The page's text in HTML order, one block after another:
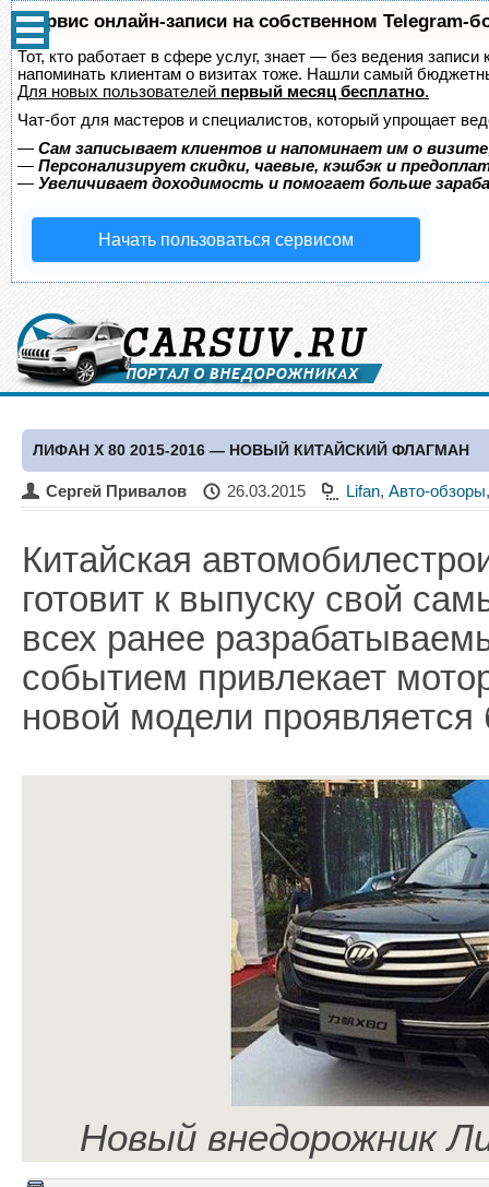
Сервис онлайн-записи на собственном Telegram-
Тот, кто работает в сфере услуг, знает — без ведения
напоминать клиентам о визитах тоже. Нашли самый
Для новых пользователей первый месяц бесплатно.
Чат-бот для мастеров и специалистов, который упрощает
— Сам записывает клиентов и напоминает им о
— Персонализирует скидки, чаевые, кэшбэк и
— Увеличивает доходимость и помогает больше
Начать пользоваться сервисом
ЛИФАН Х 80 2015-2016 — НОВЫЙ КИТАЙСКИЙ ФЛАГМАН
Сергей Привалов 26.03.2015 Lifan, Авто-обзоры
Китайская
готовит к выпуску свой
всех ранее
событием привлекает
новой модели
Новый внедорожник